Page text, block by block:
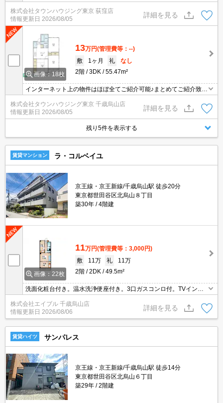
スフリーな暮らしを楽しむ！住むほどに愛着が深まる暮らしやすい
街！！
株式会社タウンハウジング東京 荻窪店
情報更新日 2026/08/05
詳細を見る
画像：18枚
13万円(管理費等：--)
敷
1ヶ月 礼
なし
2階
3DK 55.47m²
インターネット上の物件はほぼ全てご紹介可能♪まとめてご紹介致し
ます♪お気軽にお問合せください！お部屋探しはタウンハウジングま
で☆新着情報毎日更新☆
株式会社タウンハウジング東京 千歳烏山店
情報更新日 2026/08/05
詳細を見る
残り5件を表示する
賃貸マンション ラ・コルベイユ
京王線・京王新線/千歳烏山駅 徒歩20分
東京都世田谷区北烏山８丁目
築30年
4階建
画像：22枚
11万円(管理費等：3,000円)
敷
11万 礼
11万
2階
2DK 49.5m²
洗面化粧台付き。温水洗浄便座付き。3口ガスコンロ付。TVインタ
ーホン付き。南向きで日当り良好。仲介手数料家賃の55%。
株式会社エイブル 千歳烏山店
情報更新日 2026/08/06
詳細を見る
賃貸ハイツ サンパレス
京王線・京王新線/千歳烏山駅 徒歩14分
東京都世田谷区北烏山６丁目
築29年
2階建